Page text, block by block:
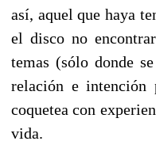
así, aquel que haya
el disco no
temas (sólo donde
relación e intención
coquetea con
vida.